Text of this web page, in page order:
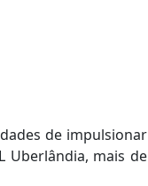
de impulsionar
Uberlândia, mais de